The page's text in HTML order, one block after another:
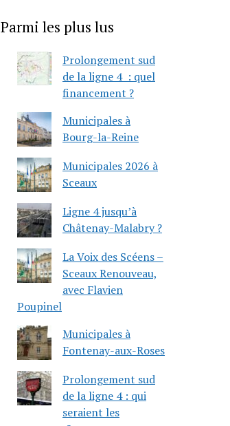
Parmi les plus lus
Prolongement sud
de la ligne 4 : quel
financement ?
Municipales à
Bourg-la-Reine
Municipales 2026 à
Sceaux
Ligne 4 jusqu’à
Châtenay-Malabry ?
La Voix des Scéens –
Sceaux Renouveau,
avec Flavien
Poupinel
Municipales à
Fontenay-aux-Roses
Prolongement sud
de la ligne 4 : qui
seraient les